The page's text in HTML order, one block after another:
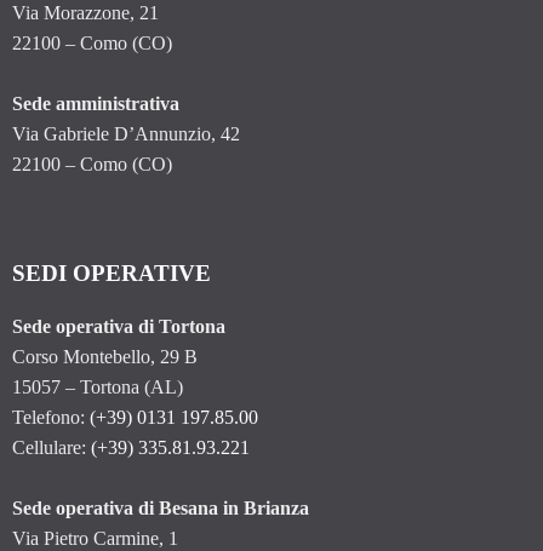
Via Morazzone, 21
22100 – Como (CO)
Sede amministrativa
Via Gabriele D’Annunzio, 42
22100 – Como (CO)
SEDI OPERATIVE
Sede operativa di Tortona
Corso Montebello, 29 B
15057 – Tortona (AL)
Telefono: (+39) 0131 197.85.00
Cellulare: (+39) 335.81.93.221
Sede operativa di Besana in Brianza
Via Pietro Carmine, 1